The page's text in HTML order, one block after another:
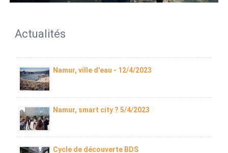
Actualités
Namur, ville d'eau - 12/4/2023
Namur, smart city ? 5/4/2023
Cycle de découverte BDS